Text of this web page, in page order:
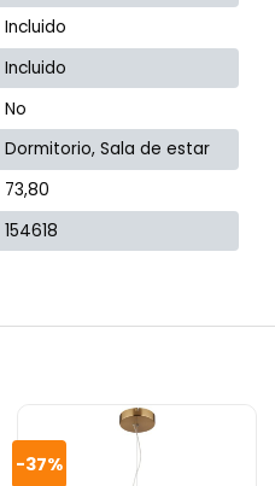
Incluido
Incluido
No
Dormitorio, Sala de estar
73,80
154618
-37%